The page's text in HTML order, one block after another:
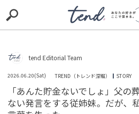
TIE-UP お出かけ original
trill nordot RECOMMEND
Unmute /
tend Editorial Team
2026.06.20(Sat) TREND（トレンド深堀） STORY
「あんた貯金ないでしょ」父の
ない発言をする従姉妹。だが、